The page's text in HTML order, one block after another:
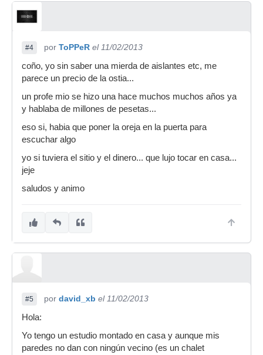
#4 por ToPPeR el 11/02/2013
coño, yo sin saber una mierda de aislantes etc, me
parece un precio de la ostia...
un profe mio se hizo una hace muchos muchos años ya
y hablaba de millones de pesetas...
eso si, habia que poner la oreja en la puerta para
escuchar algo
yo si tuviera el sitio y el dinero... que lujo tocar en casa...
jeje
saludos y animo
#5 por david_xb el 11/02/2013
Hola:
Yo tengo un estudio montado en casa y aunque mis
paredes no dan con ningún vecino (es un chalet